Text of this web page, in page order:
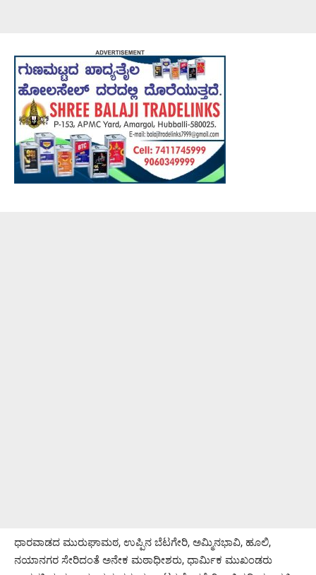
ಧಾರವಾಡದ ಮುರುಘಾಮಠ, ಉಪ್ಪಿನ ಬೆಟಗೇರಿ, ಅಮ್ಮಿನಭಾವಿ, ಹೂಲಿ,
ನಯಾನಗರ ಸೇರಿದಂತೆ ಅನೇಕ ಮಠಾಧೀಶರು, ಧಾರ್ಮಿಕ ಮುಖಂಡರು